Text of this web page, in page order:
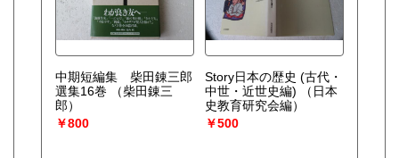
中期短編集 柴田錬三郎
選集16巻
（柴田錬三
郎）
￥800
Story日本の歴史 (古代・
中世・近世史編)
（日本
史教育研究会編）
￥500